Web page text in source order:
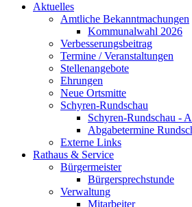
Aktuelles
Amtliche Bekanntmachungen
Kommunalwahl 2026
Verbesserungsbeitrag
Termine / Veranstaltungen
Stellenangebote
Ehrungen
Neue Ortsmitte
Schyren-Rundschau
Schyren-Rundschau -
Abgabetermine
Externe Links
Rathaus & Service
Bürgermeister
Bürgersprechstunde
Verwaltung
Mitarbeiter